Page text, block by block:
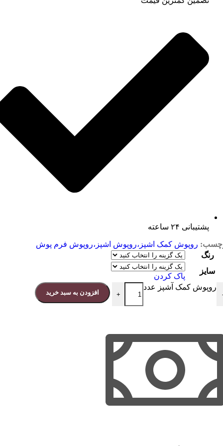
پشتیبانی ۲۴ ساعته
روپوش کمک اشپز،روپوش اشپز،روپوش فرم پوش
رنگ
سایز
پاک کردن
روپوش کمک آشپز عدد
+ افزودن به سبد خرید